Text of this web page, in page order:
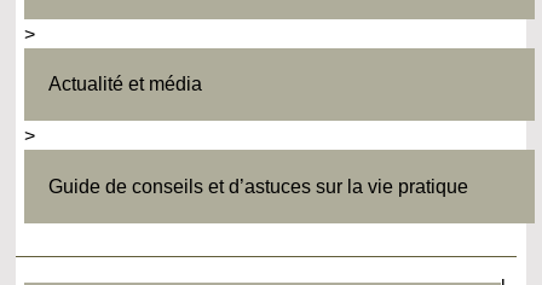
>
Actualité et média
>
Guide de conseils et d’astuces sur la vie pratique